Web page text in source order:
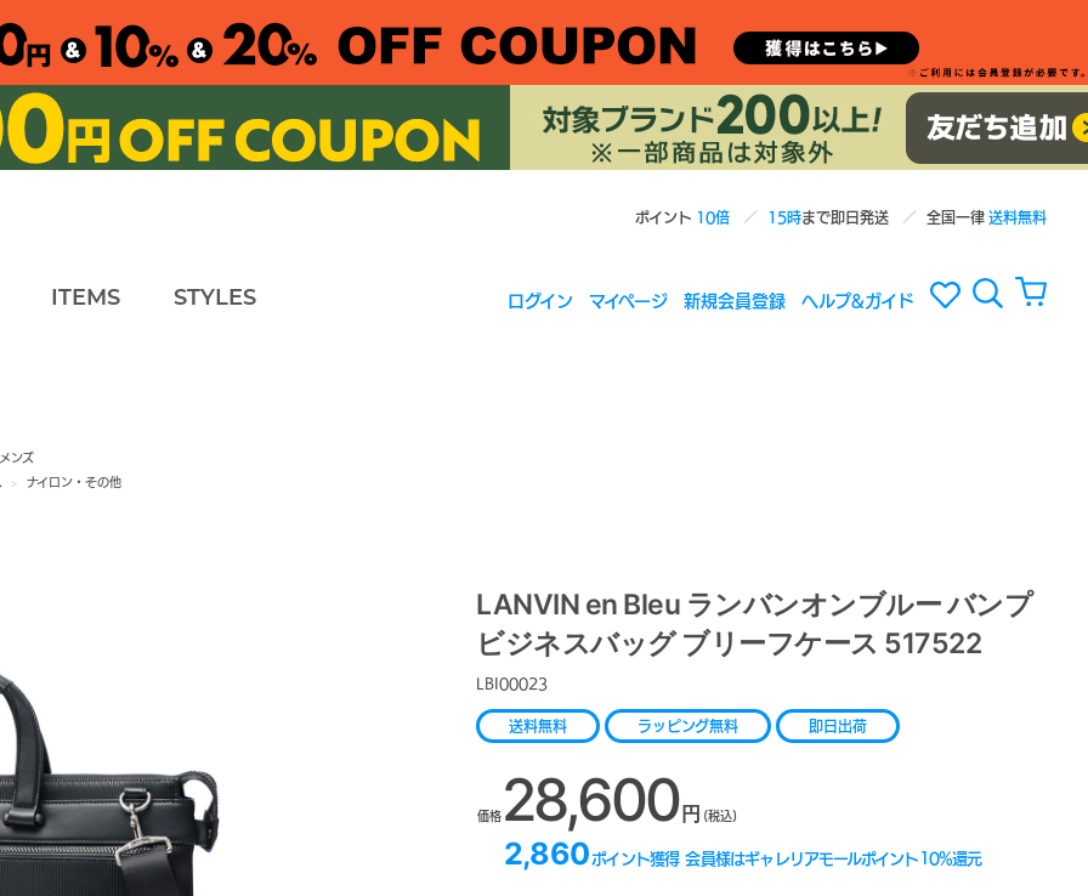
ポイント 10倍 15時まで即日発送 全国一律送料無料
ITEMS STYLES ログイン マイページ 新規会員登録 ヘルプ&ガイド
メンズ
> ナイロン・その他
LANVIN en Bleu ランバンオンブルー バンプ
ビジネスバッグ ブリーフケース 517522
LBI00023
送料無料 ラッピング無料 即日出荷
価格 28,600円 (税込)
2,860 ポイント獲得 会員様はギャレリアモールポイント 10%還元